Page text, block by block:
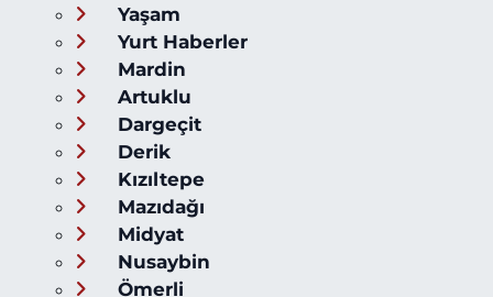
Yaşam
Yurt Haberler
Mardin
Artuklu
Dargeçit
Derik
Kızıltepe
Mazıdağı
Midyat
Nusaybin
Ömerli